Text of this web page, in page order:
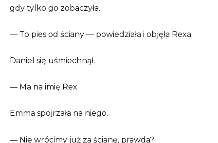
gdy tylko go zobaczyła.
— To pies od ściany — powiedziała i objęła Rexa.
Daniel się uśmiechnął.
— Ma na imię Rex.
Emma spojrzała na niego.
— Nie wrócimy już za ścianę, prawda?